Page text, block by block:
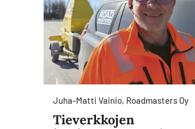
Juha-Matti Vainio, Roadmasters Oy
Tieverkkojen